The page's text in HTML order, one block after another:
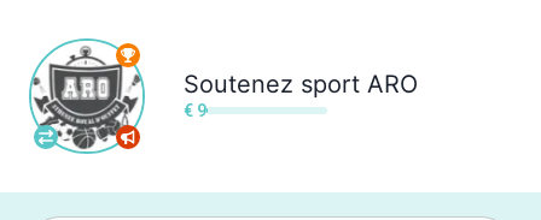
Soutenez sport ARO
€ 9